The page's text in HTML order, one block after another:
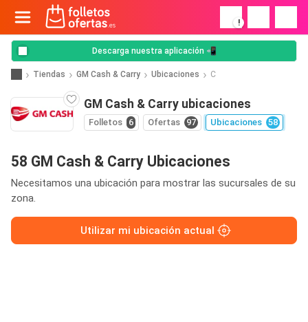
!
Descarga nuestra aplicación 📲
Tiendas GM Cash & Carry Ubicaciones C
GM Cash & Carry ubicaciones
Folletos 6 Ofertas 97 Ubicaciones 58
58 GM Cash & Carry Ubicaciones
Necesitamos una ubicación para mostrar las sucursales de su
zona.
Utilizar mi ubicación actual